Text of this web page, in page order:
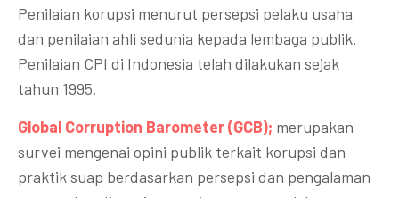
Penilaian korupsi menurut persepsi pelaku usaha
dan penilaian ahli sedunia kepada lembaga publik.
Penilaian CPI di Indonesia telah dilakukan sejak
tahun 1995.
Global Corruption Barometer (GCB); merupakan
survei mengenai opini publik terkait korupsi dan
praktik suap berdasarkan persepsi dan pengalaman